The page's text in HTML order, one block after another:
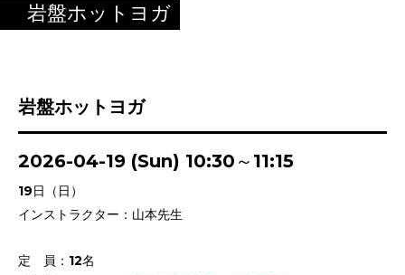
岩盤ホットヨガ
岩盤ホットヨガ
2026-04-19 (Sun) 10:30～11:15
19日（日）
インストラクター：山本先生
定 員：12名